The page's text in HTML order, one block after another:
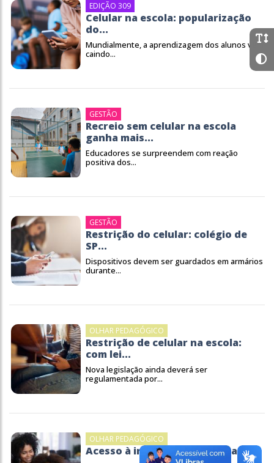
EDIÇÃO 309
Celular na escola: popularização
do...
Mundialmente, a aprendizagem dos alunos vêm
caindo...
GESTÃO
Recreio sem celular na escola
ganha mais...
Educadores se surpreendem com reação
positiva dos...
GESTÃO
Restrição do celular: colégio de
SP...
Dispositivos devem ser guardados em armários
durante...
OLHAR PEDAGÓGICO
Restrição de celular na escola:
com lei...
Nova legislação ainda deverá ser
regulamentada por...
OLHAR PEDAGÓGICO
Acesso à internet por crianças e...